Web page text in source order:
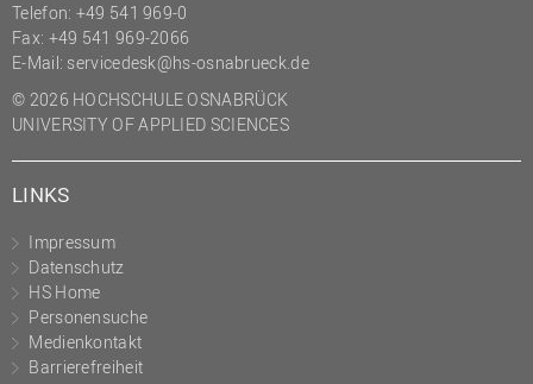
Telefon: +49 541 969-0
Fax: +49 541 969-2066
E-Mail: servicedesk@hs-osnabrueck.de
© 2026 HOCHSCHULE OSNABRÜCK
UNIVERSITY OF APPLIED SCIENCES
LINKS
Impressum
Datenschutz
HS Home
Personensuche
Medienkontakt
Barrierefreiheit